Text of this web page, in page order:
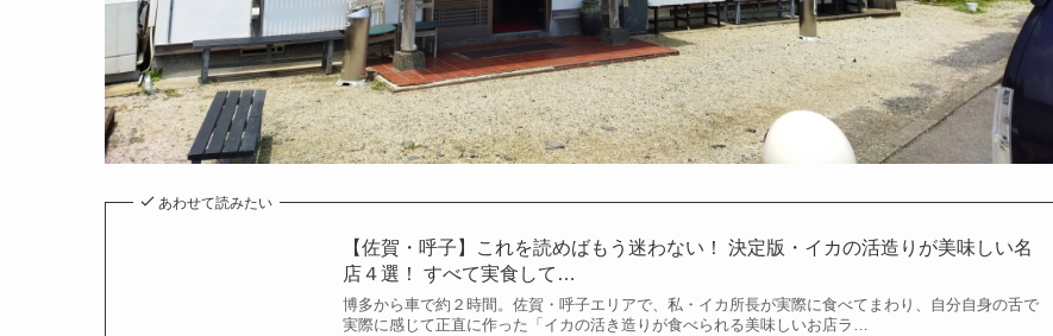
あわせて読みたい
【佐賀・呼子】これを読めばもう迷わない！ 決定版・イカの活造りが美味しい名
店４選！ すべて実食して…
博多から車で約２時間。佐賀・呼子エリアで、私・イカ所長が実際に食べてまわり、自分自身の舌で
実際に感じて正直に作った「イカの活き造りが食べられる美味しいお店ラ…